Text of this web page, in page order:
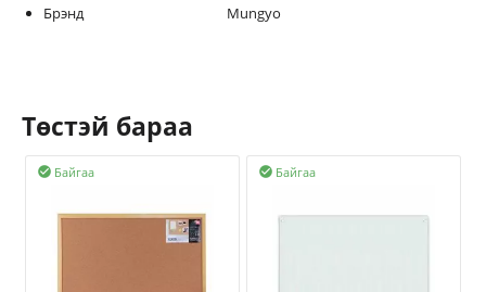
Брэнд Mungyo
Төстэй бараа
Байгаа
 Байгаа
